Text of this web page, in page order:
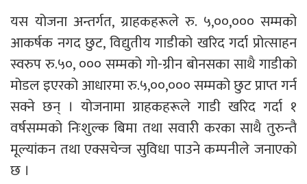
यस योजना अन्तर्गत, ग्राहकहरूले रु. ५,००,००० सम्मको
आकर्षक नगद छुट, विद्युतीय गाडीको खरिद गर्दा प्रोत्साहन
स्वरुप रु.५०, ००० सम्मको गो-ग्रीन बोनसका साथै गाडीको
मोडल इएरको आधारमा रु.५,००,००० सम्मको छुट प्राप्त गर्न
सक्ने छन् । योजनामा ग्राहकहरूले गाडी खरिद गर्दा १
वर्षसम्मको निःशुल्क बिमा तथा सवारी करका साथै तुरुन्तै
मूल्यांकन तथा एक्सचेन्ज सुविधा पाउने कम्पनीले जनाएको
छ ।